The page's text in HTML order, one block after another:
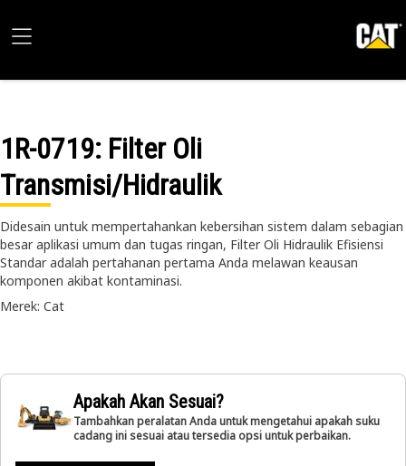
1R-0719: Filter Oli
Transmisi/Hidraulik
Didesain untuk mempertahankan kebersihan sistem dalam sebagian
besar aplikasi umum dan tugas ringan, Filter Oli Hidraulik Efisiensi
Standar adalah pertahanan pertama Anda melawan keausan
komponen akibat kontaminasi.
Merek: Cat
Apakah Akan Sesuai?
Tambahkan peralatan Anda untuk mengetahui apakah suku
cadang ini sesuai atau tersedia opsi untuk perbaikan.